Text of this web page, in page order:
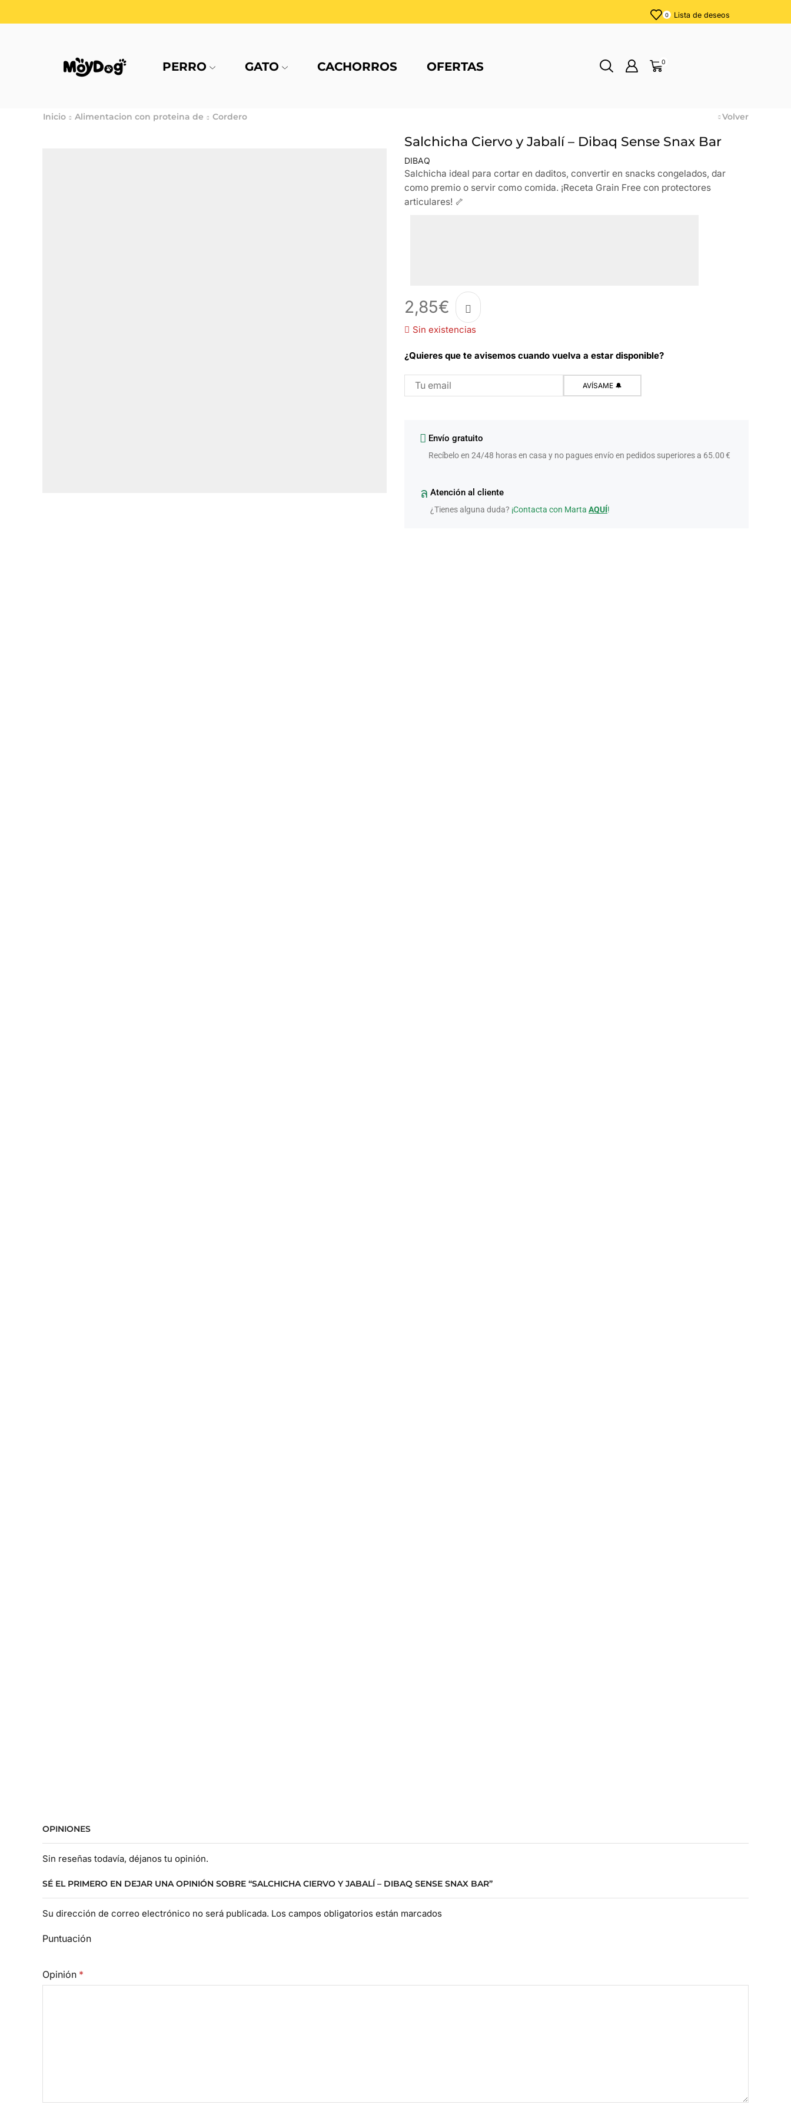
0 Lista de deseos
PERRO GATO CACHORROS OFERTAS 0
Inicio Alimentacion con proteina de Cordero Volver
Salchicha Ciervo y Jabalí – Dibaq Sense Snax Bar
DIBAQ
Salchicha ideal para cortar en daditos, convertir en snacks congelados, dar
como premio o servir como comida. ¡Receta Grain Free con protectores
articulares! 🦴
2,85€
Sin existencias
¿Quieres que te avisemos cuando vuelva a estar disponible?
Envío gratuito
Recíbelo en 24/48 horas en casa y no pagues envío en pedidos superiores a 65.00 €
Atención al cliente
¿Tienes alguna duda? ¡Contacta con Marta AQUÍ!
OPINIONES
Sin reseñas todavía, déjanos tu opinión.
SÉ EL PRIMERO EN DEJAR UNA OPINIÓN SOBRE “SALCHICHA CIERVO Y JABALÍ – DIBAQ SENSE SNAX BAR”
Su dirección de correo electrónico no será publicada. Los campos obligatorios están marcados
Puntuación
Opinión *